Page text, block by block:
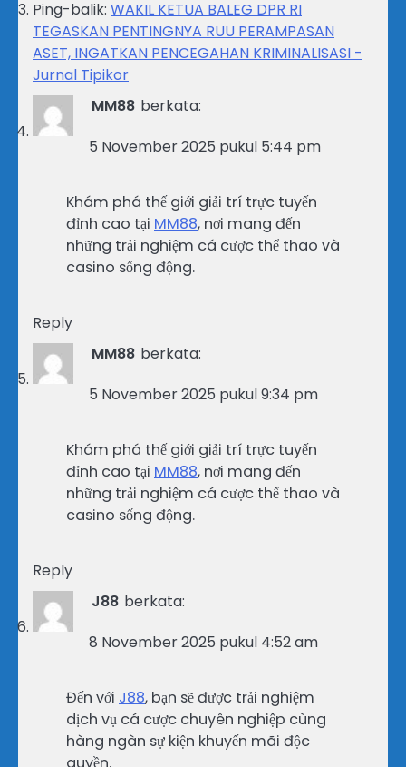
Ping-balik: WAKIL KETUA BALEG DPR RI
TEGASKAN PENTINGNYA RUU PERAMPASAN
ASET, INGATKAN PENCEGAHAN KRIMINALISASI -
Jurnal Tipikor
MM88 berkata:
5 November 2025 pukul 5:44 pm
Khám phá thế giới giải trí trực tuyến
đỉnh cao tại MM88, nơi mang đến
những trải nghiệm cá cược thể thao và
casino sống động.
Reply
MM88 berkata:
5 November 2025 pukul 9:34 pm
Khám phá thế giới giải trí trực tuyến
đỉnh cao tại MM88, nơi mang đến
những trải nghiệm cá cược thể thao và
casino sống động.
Reply
J88 berkata:
8 November 2025 pukul 4:52 am
Đến với J88, bạn sẽ được trải nghiệm
dịch vụ cá cược chuyên nghiệp cùng
hàng ngàn sự kiện khuyến mãi độc